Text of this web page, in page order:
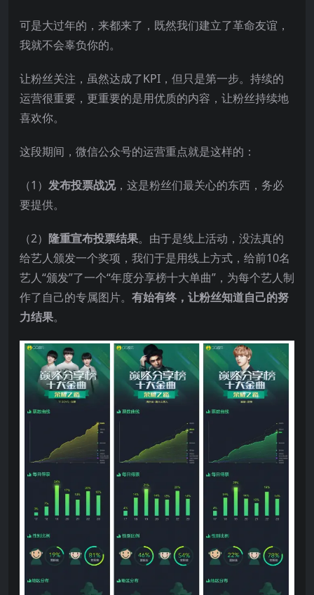
可是大过年的，来都来了，既然我们建立了革命友谊，
我就不会辜负你的。
让粉丝关注，虽然达成了KPI，但只是第一步。持续的
运营很重要，更重要的是用优质的内容，让粉丝持续地
喜欢你。
这段期间，微信公众号的运营重点就是这样的：
（1） 发布投票战况，这是粉丝们最关心的东西，务必
要提供。
（2） 隆重宣布投票结果。由于是线上活动，没法真的
给艺人颁发一个奖项，我们于是用线上方式，给前10名
艺人“颁发”了一个“年度分享榜十大单曲”，为每个艺人制
作了自己的专属图片。 有始有终，让粉丝知道自己的努
力结果。